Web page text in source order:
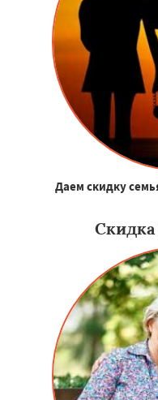
Даем скидку